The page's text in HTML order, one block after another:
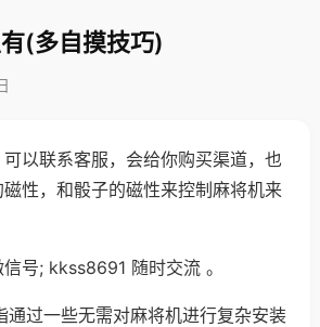
(多自摸技巧)
以联系客服，会给你购买渠道，也
性，和骰子的磁性来控制麻将机来
号; kkss8691 随时交流 。
过一些无需对麻将机进行复杂安装